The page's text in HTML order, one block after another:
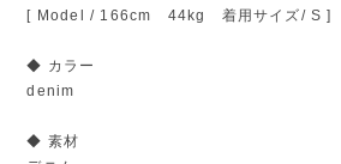
[ Model / 166cm 44kg 着用サイズ/ S ]
◆ カラー
denim
◆ 素材